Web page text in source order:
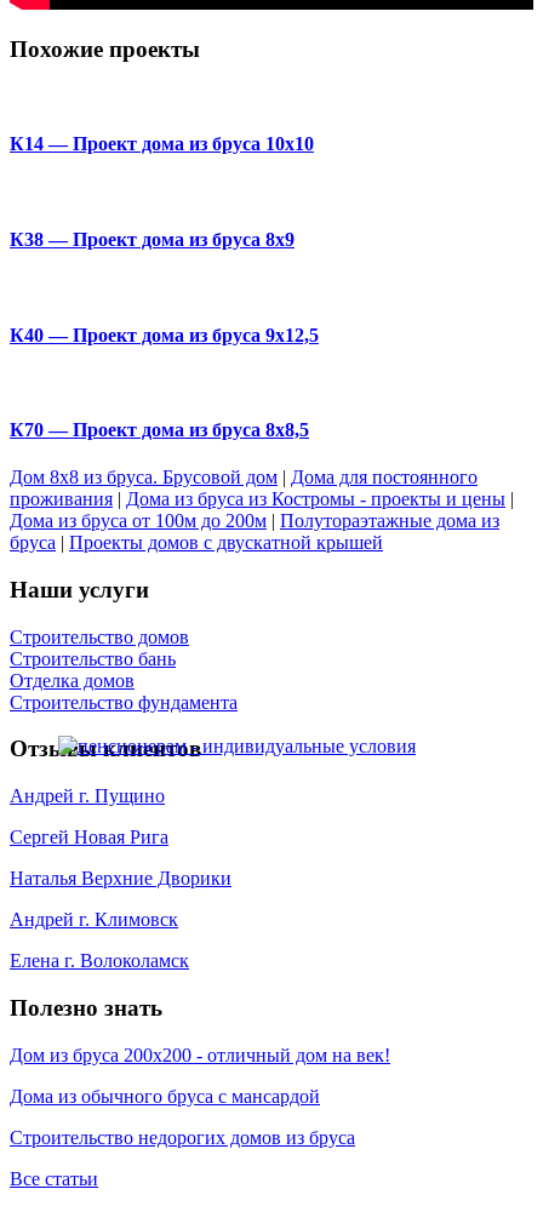
Похожие проекты
К14 — Проект дома из бруса 10х10
К38 — Проект дома из бруса 8х9
К40 — Проект дома из бруса 9х12,5
К70 — Проект дома из бруса 8х8,5
Дом 8х8 из бруса. Брусовой дом | Дома для постоянного
проживания | Дома из бруса из Костромы - проекты и цены |
Дома из бруса от 100м до 200м | Полутораэтажные дома из
бруса | Проекты домов с двускатной крышей
Наши услуги
Строительство домов
Строительство бань
Отделка домов
Строительство фундамента
Отзывы клиентов
Андрей г. Пущино
Сергей Новая Рига
Наталья Верхние Дворики
Андрей г. Климовск
Елена г. Волоколамск
Полезно знать
Дом из бруса 200х200 - отличный дом на век!
Дома из обычного бруса с мансардой
Строительство недорогих домов из бруса
Все статьи